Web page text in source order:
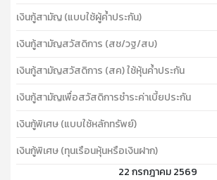
เงินกู้สามัญ (แบบใช้ผู้ค้ำประกัน)
เงินกู้สามัญสวัสดิการ (สช/วฐ/สบ)
เงินกู้สามัญสวัสดิการ (สค) ใช้หุ้นค้ำประกัน
เงินกู้สามัญเพื่อสวัสดิการชำระค่าเบี้ยประกัน
เงินกู้พิเศษ (แบบใช้หลักทรัพย์)
เงินกู้พิเศษ (ทุนเรือนหุ้นหรือเงินฝาก)
22 กรกฎาคม 2569